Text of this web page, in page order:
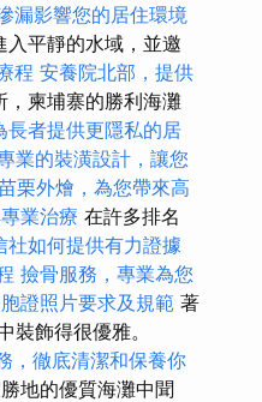
漏影響您的居住環境
平靜的水域，並邀
程 安養院北部，提供
，柬埔寨的勝利海灘
長者提供更隱私的居
業的裝潢設計，讓您
栗外燴，為您帶來高
業治療 在許多排名
社如何提供有力證據
撿骨服務，專業為您
證照片要求及規範 著
飾得很優雅。
，徹底清潔和保養你
地的優質海灘中聞